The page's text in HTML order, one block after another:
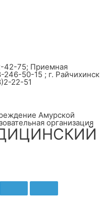
42-75; Приемная
246-50-15 ; г. Райчихинск
22-51
Амурской
организация